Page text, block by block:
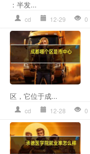
：半发...
cd 12-29 0
区，它位于成...
cd 12-28 0